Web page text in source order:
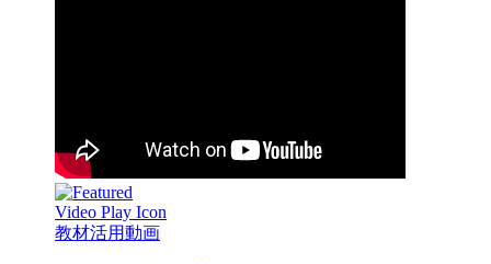
教材活用動画